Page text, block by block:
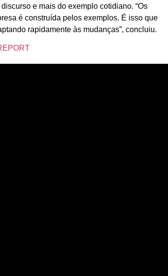
e mais do exemplo cotidiano. “Os
é construída pelos exemplos. É isso que
rapidamente às mudanças”, concluiu.